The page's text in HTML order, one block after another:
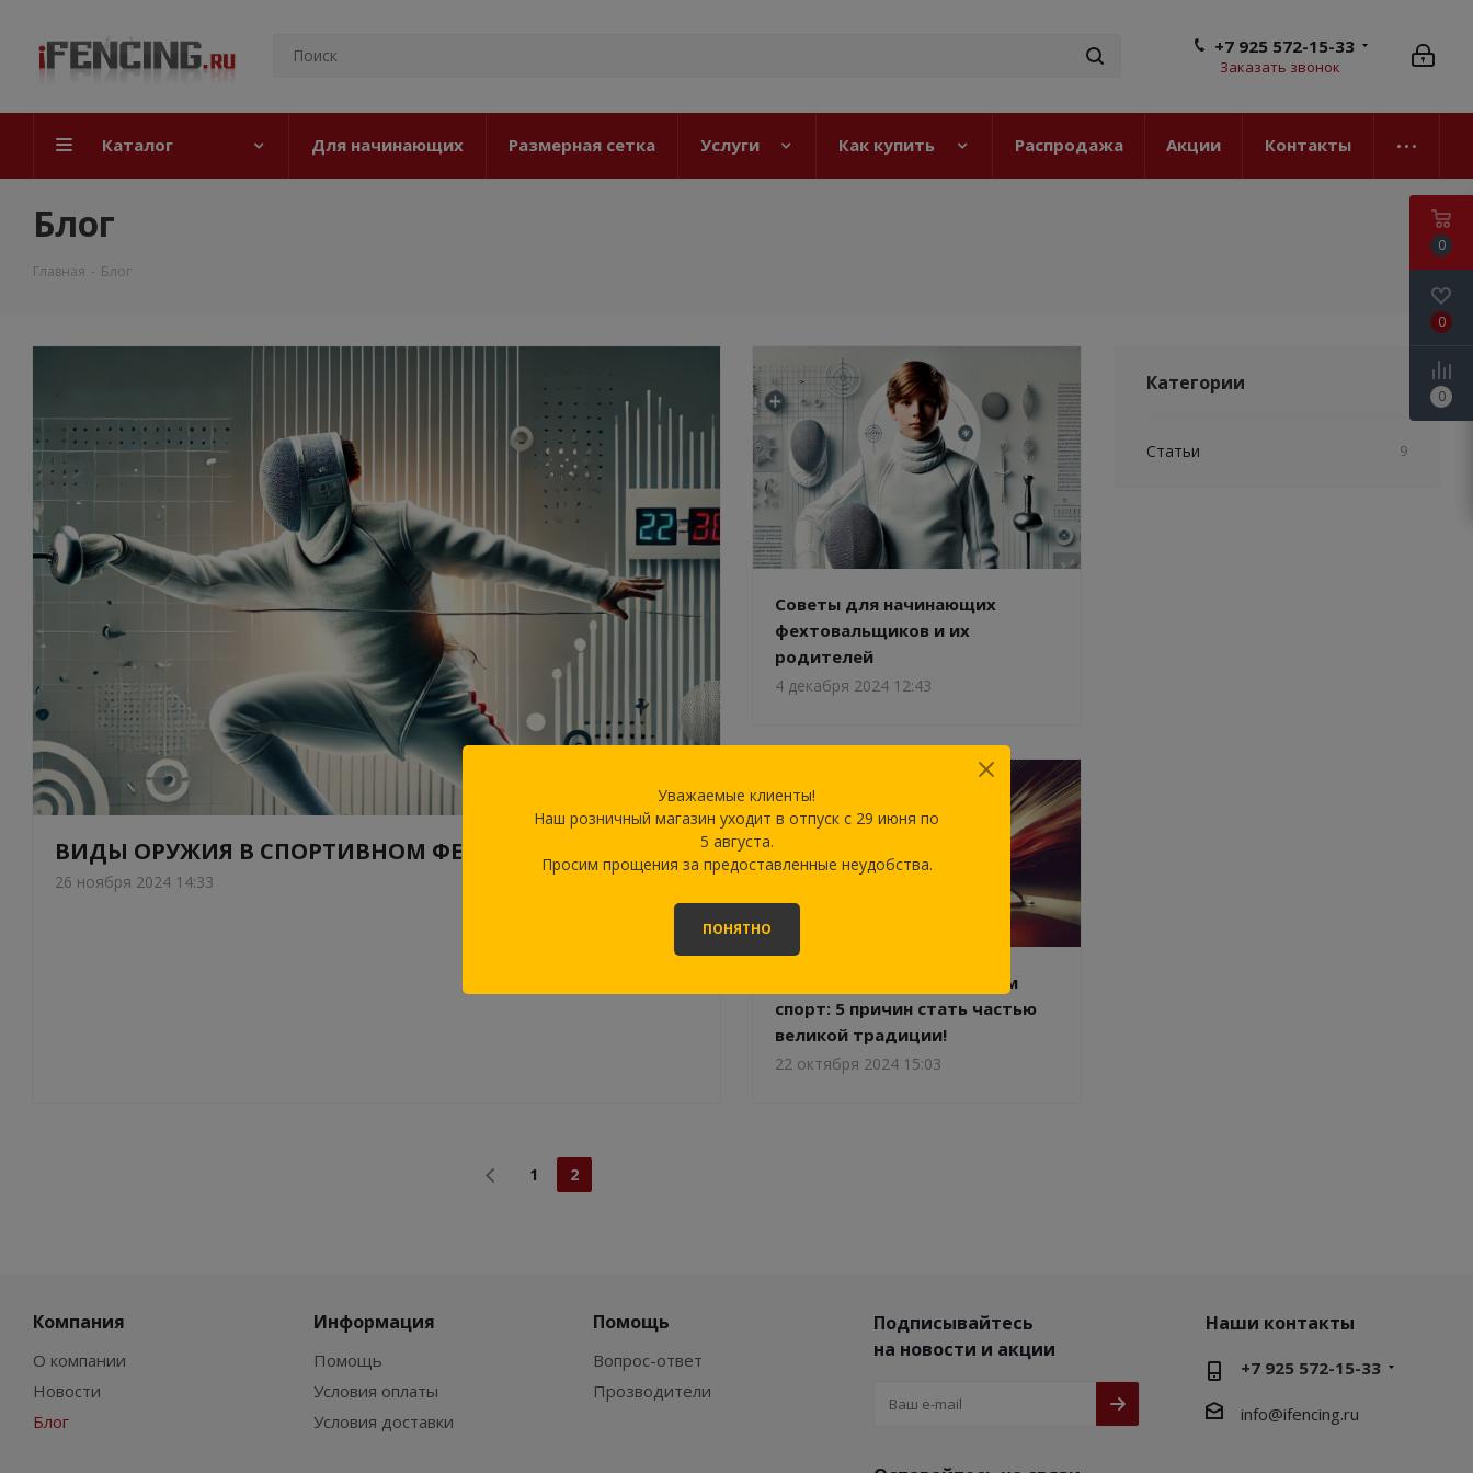
+7 925 572-15-33
Заказать звонок
Каталог Для начинающих Размерная сетка Услуги Как купить Распродажа Акции Контакты
Блог
Главная - Блог
ВИДЫ ОРУЖИЯ В СПОРТИВНОМ ФЕХТОВАНИИ
26 ноября 2024 14:33
Советы для начинающих
фехтовальщиков и их
родителей
4 декабря 2024 12:43
Фехтование — больше, чем
спорт: 5 причин стать частью
великой традиции!
22 октября 2024 15:03
1 2
Категории
Статьи 9
Компания
О компании
Новости
Блог
Информация
Помощь
Условия оплаты
Условия доставки
Помощь
Вопрос-ответ
Прозводители
Подписывайтесь
на новости и акции
Наши контакты
+7 925 572-15-33
info@ifencing.ru
0
0
0
Уважаемые клиенты!
Наш розничный магазин уходит в отпуск с 29 июня по
5 августа.
Просим прощения за предоставленные неудобства.
ПОНЯТНО